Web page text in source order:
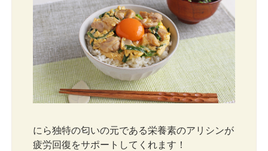
にら独特の匂いの元である栄養素のアリシンが
疲労回復をサポートしてくれます！